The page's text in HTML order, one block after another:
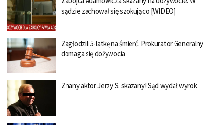
sądzie zachował się szokująco [WIDEO]
Zagłodzili 5-latkę na śmierć. Prokurator Generalny
domaga się dożywocia
Znany aktor Jerzy S. skazany! Sąd wydał wyrok